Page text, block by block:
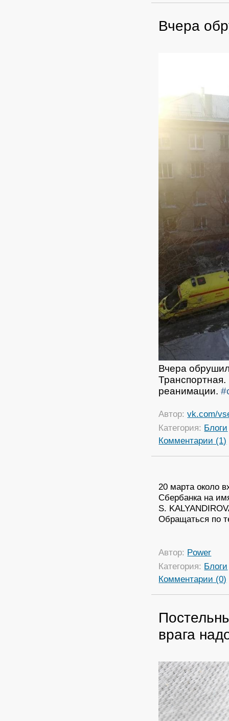
Вчера
Вчера
реанимации.
Автор:vk.com/
Категория: Блоги
Комментарии (1)
20 марта около
Сбербанка на
S.
Обращаться по
Автор: Power
Категория: Блоги
Комментарии (0)
врага